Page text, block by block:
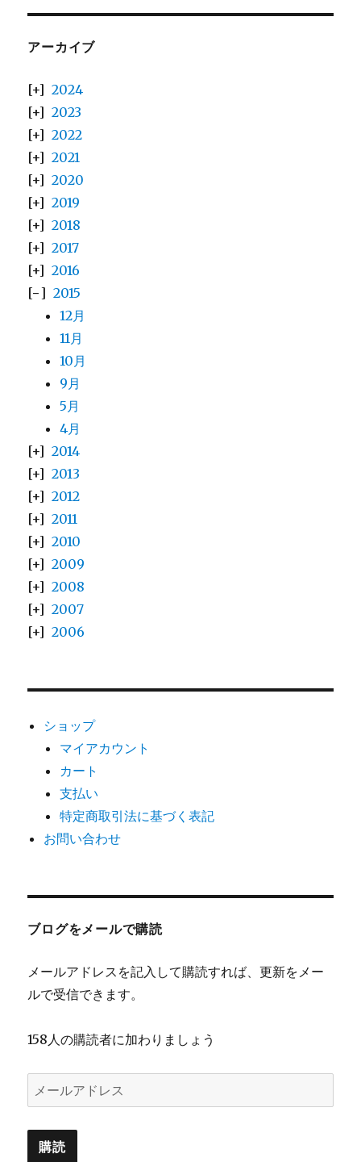
アーカイブ
2024
2023
2022
2021
2020
2019
2018
2017
2016
2015
12月
11月
10月
9月
5月
4月
2014
2013
2012
2011
2010
2009
2008
2007
2006
ショップ
マイアカウント
カート
支払い
特定商取引法に基づく表記
お問い合わせ
ブログをメールで購読
メールアドレスを記入して購読すれば、更新をメー
ルで受信できます。
158人の購読者に加わりましょう
ー
ル
ア購読